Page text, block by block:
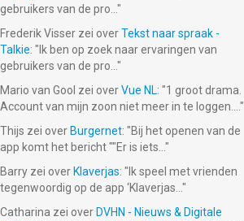
gebruikers van de pro... "
Frederik Visser zei overTekst naar spraak -
Talkie: " Ik ben op zoek naar ervaringen van
gebruikers van de pro... "
Mario van Gool zei overVue NL: "1 groot drama.
Account van mijn zoon niet meer in te loggen.... "
Thijs zei over Burgernet: "Bij het openen van de
app komt het bericht ""Er is iets... "
Barry zei over Klaverjas: " Ik speel met vrienden
tegenwoordig op de app ‘Klaverjas... "
Catharina zei over DVHN - Nieuws & Digitale